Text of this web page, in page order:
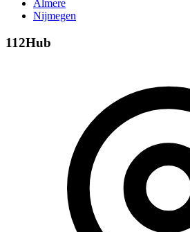
Almere
Nijmegen
112Hub